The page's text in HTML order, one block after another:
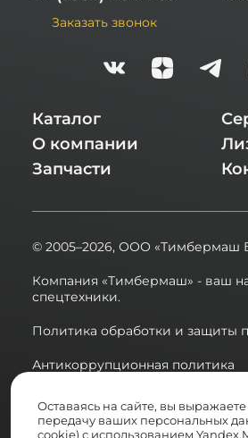
Заказать звонок
Каталог
О компании
Запчасти
© 2005–2026, ООО «Тимбермаш
Компания «Тимбермаш» - ваш
спецтехники.
Политика обработки и защиты
Антикоррупционная политика
Сводная ведомость
2025 году
Оставаясь на сайте, вы выражаете
передачу ваших персональных
cookie) с использованием